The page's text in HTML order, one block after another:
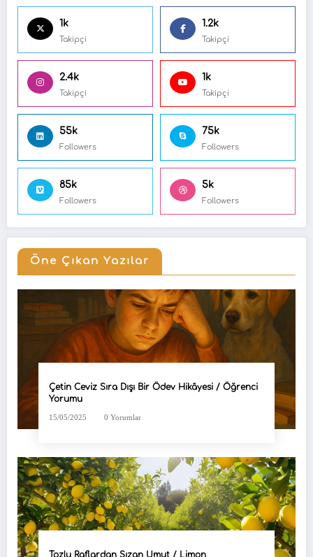
1k
Takipçi
1.2k
Takipçi
2.4k
Takipçi
1k
Takipçi
55k
Followers
75k
Followers
85k
Followers
5k
Followers
Öne Çıkan Yazılar
Çetin Ceviz Sıra Dışı Bir Ödev Hikâyesi / Öğrenci
Yorumu
15/05/2025 0 Yorumlar
Tozlu Raflardan Sızan Umut / Limon